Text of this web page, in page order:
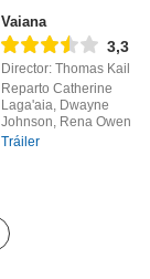
Vaiana
3,3
Director: Thomas Kail
Reparto Catherine
Laga'aia, Dwayne
Johnson, Rena Owen
Tráiler